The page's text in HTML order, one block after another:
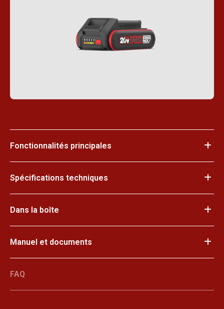
Fonctionnalités principales
Spécifications techniques
Dans la boîte
Manuel et documents
FAQ